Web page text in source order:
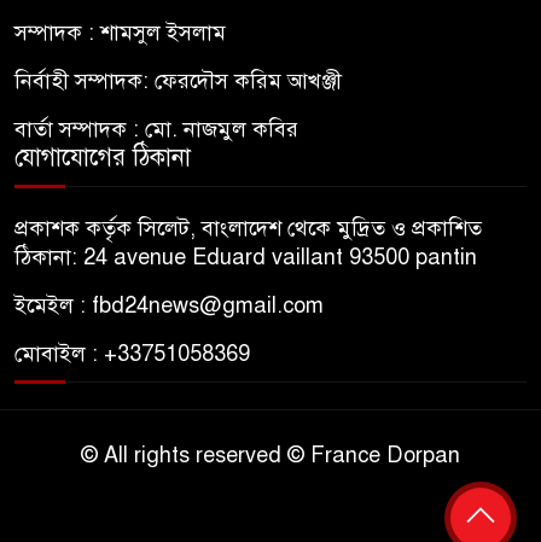
সম্পাদক : শামসুল ইসলাম
নির্বাহী সম্পাদক: ফেরদৌস করিম আখঞ্জী
বার্তা সম্পাদক : মো. নাজমুল কবির
যোগাযোগের ঠিকানা
প্রকাশক কর্তৃক সিলেট, বাংলাদেশ থেকে মুদ্রিত ও প্রকাশিত
ঠিকানা: 24 avenue Eduard vaillant 93500 pantin
ইমেইল : fbd24news@gmail.com
মোবাইল : +33751058369
© All rights reserved © France Dorpan